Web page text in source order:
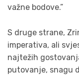
važne bodove.”
S druge strane,
imperativa, ali
najtežih
putovanje, snagu